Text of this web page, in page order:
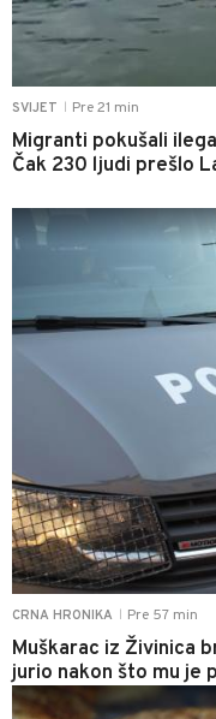
SVIJET Pre 21 min
Migranti pokušali
Čak 230 ljudi prešlo
CRNA HRONIKA Pre 57 min
Muškarac iz Živinica
jurio nakon što mu je